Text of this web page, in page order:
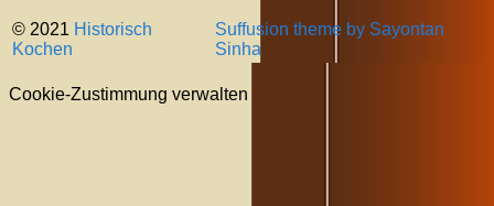
© 2021 Historisch
Kochen
Suffusion theme by Sayontan
Sinha
Cookie-Zustimmung verwalten